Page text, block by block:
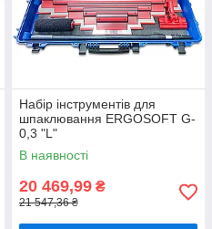
Набір інструментів для
шпаклювання ERGOSOFT G-
0,3 "L"
В наявності
20 469,99 ₴
21 547,36 ₴